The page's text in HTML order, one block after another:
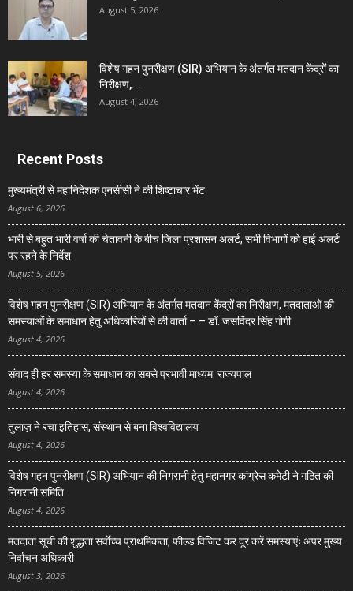
August 5, 2026
विशेष गहन पुनरीक्षण (SIR) अभियान के अंतर्गत मतदान केंद्रों का
निरीक्षण,...
August 4, 2026
Recent Posts
मुख्यमंत्री से महानिदेशक एनसीसी ने की शिष्टाचार भेंट
August 6, 2026
भारी से बहुत भारी वर्षा की चेतावनी के बीच जिला प्रशासन अलर्ट, सभी विभागों को हाई अलर्ट
पर रहने के निर्देश
August 5, 2026
विशेष गहन पुनरीक्षण (SIR) अभियान के अंतर्गत मतदान केंद्रों का निरीक्षण, मतदाताओं की
समस्याओं के समाधान हेतु अधिकारियों से की वार्ता – – डॉ. जसविंदर सिंह गोगी
August 4, 2026
संवाद ही हर समस्या के समाधान का सबसे प्रभावी माध्यम: राज्यपाल
August 4, 2026
तुलाज़ ने रचा इतिहास, संस्थान से बना विश्वविद्यालय
August 4, 2026
विशेष गहन पुनरीक्षण (SIR) अभियान की निगरानी हेतु महानगर कांग्रेस कमेटी ने गठित की
निगरानी समिति
August 4, 2026
मतदाता सूची की शुद्धता सर्वाेच्च प्राथमिकता, फील्ड विजिट कर दूर करें समस्याएंः अपर मुख्य
निर्वाचन अधिकारी
August 3, 2026